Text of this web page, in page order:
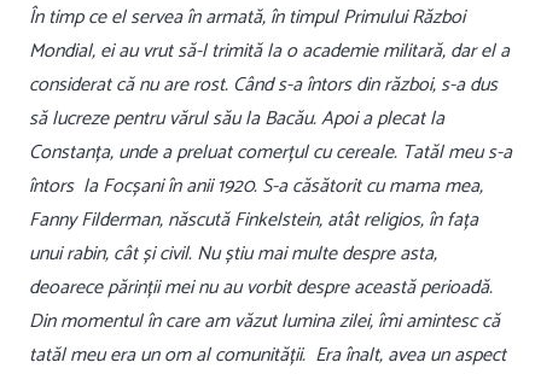
În timp ce el servea în armată, în timpul Primului Război
Mondial, ei au vrut să-l trimită la o academie militară, dar el a
considerat că nu are rost. Când s-a întors din război, s-a dus
să lucreze pentru vărul său la Bacău. Apoi a plecat la
Constanța, unde a preluat comerțul cu cereale. Tatăl meu s-a
întors la Focșani în anii 1920. S-a căsătorit cu mama mea,
Fanny Filderman, născută Finkelstein, atât religios, în fața
unui rabin, cât și civil. Nu știu mai multe despre asta,
deoarece părinții mei nu au vorbit despre această perioadă.
Din momentul în care am văzut lumina zilei, îmi amintesc că
tatăl meu era un om al comunității. Era înalt, avea un aspect